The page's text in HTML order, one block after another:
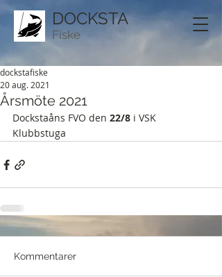
DOCKSTA
Fiske
Årsmöte 2021
dockstafiske
20 aug. 2021
Dockstaåns FVO den 22/8 i VSK
Klubbstuga
Kommentarer